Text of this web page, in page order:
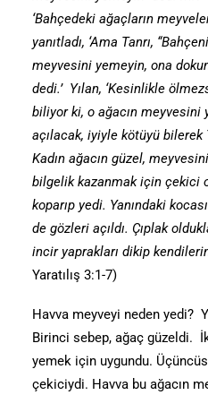
‘Bahçedeki ağaçların
yanıtladı, ‘Ama Tanrı,
meyvesini yemeyin, ona
dedi.’ Yılan, ‘Kesinlikle
biliyor ki, o ağacın meyvesini
açılacak, iyiyle kötüyü bilerek
Kadın ağacın güzel,
bilgelik kazanmak için çekici
koparıp yedi. Yanındaki
de gözleri açıldı. Çıplak
incir yaprakları dikip
Yaratılış 3:1-7)
Havva meyveyi neden yedi?
Birinci sebep, ağaç güzeldi.
yemek için uygundu.
çekiciydi. Havva bu ağacın